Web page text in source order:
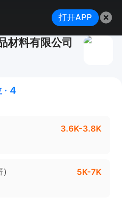
材料有限公司
· 4
3.6K-3.8K
5K-7K
打开APP